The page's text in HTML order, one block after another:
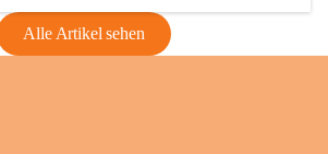
Alle Artikel sehen